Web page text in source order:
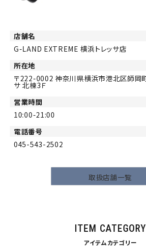
店舗名
G-LAND EXTREME 横浜トレッサ店
所在地
222-0002 神奈川県横浜市港北区師岡
サ 北棟3Ｆ
営業時間
10:00-21:00
電話番号
045-543-2502
取扱店舗一覧
ITEM CATEGORY
アイテムカテゴリー